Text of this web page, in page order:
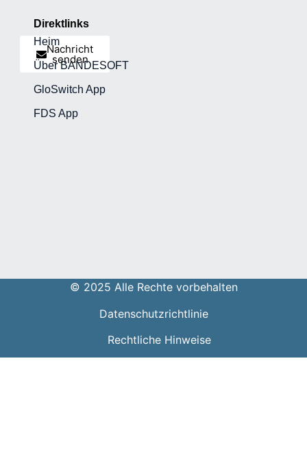
Nachricht
senden
Direktlinks
Heim
Über BANDESOFT
GloSwitch App
FDS App
© 2025 Alle Rechte vorbehalten
Datenschutzrichtlinie
Rechtliche Hinweise